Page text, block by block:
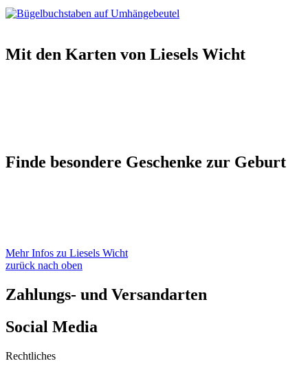
Mit den Karten von Liesels Wicht
Finde besondere Geschenke zur Geburt
Mehr Infos zu Liesels Wicht
zurück nach oben
Zahlungs- und Versandarten
Social Media
Rechtliches